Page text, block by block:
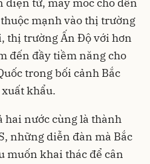
tử, máy móc cho đến
mạnh vào thị trường
thị trường Ấn Độ với hơn
đến đầy tiềm năng cho
trong bối cảnh Bắc
khẩu.
hai nước cùng là thành
những diễn đàn mà Bắc
muốn khai thác để cân